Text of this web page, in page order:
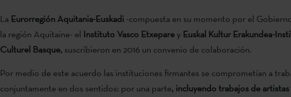
La Eurorregión Aquitania-Euskadi-compuesta en su momento por el
la región Aquitaine- el Instituto Vasco Etxeparey Euskal Kultur Erakundea-
Culturel Basque, suscribieron en 2016 un convenio de colaboración.
Por medio de este acuerdo las instituciones firmantes se comprometían a
conjuntamente en dos sentidos: por una parte, incluyendo trabajos de artistas